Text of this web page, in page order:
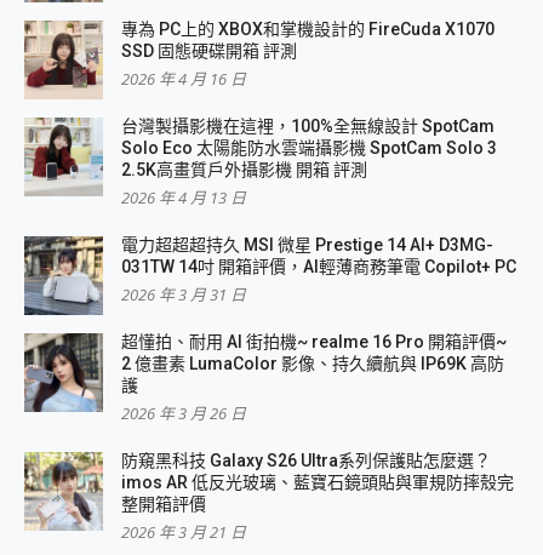
專為 PC上的 XBOX和掌機設計的 FireCuda X1070
SSD 固態硬碟開箱 評測
2026 年 4 月 16 日
台灣製攝影機在這裡，100%全無線設計 SpotCam
Solo Eco 太陽能防水雲端攝影機 SpotCam Solo 3
2.5K高畫質戶外攝影機 開箱 評測
2026 年 4 月 13 日
電力超超超持久 MSI 微星 Prestige 14 AI+ D3MG-
031TW 14吋 開箱評價，AI輕薄商務筆電 Copilot+ PC
2026 年 3 月 31 日
超懂拍、耐用 AI 街拍機~ realme 16 Pro 開箱評價~
2 億畫素 LumaColor 影像、持久續航與 IP69K 高防
護
2026 年 3 月 26 日
防窺黑科技 Galaxy S26 Ultra系列保護貼怎麼選？
imos AR 低反光玻璃、藍寶石鏡頭貼與軍規防摔殼完
整開箱評價
2026 年 3 月 21 日